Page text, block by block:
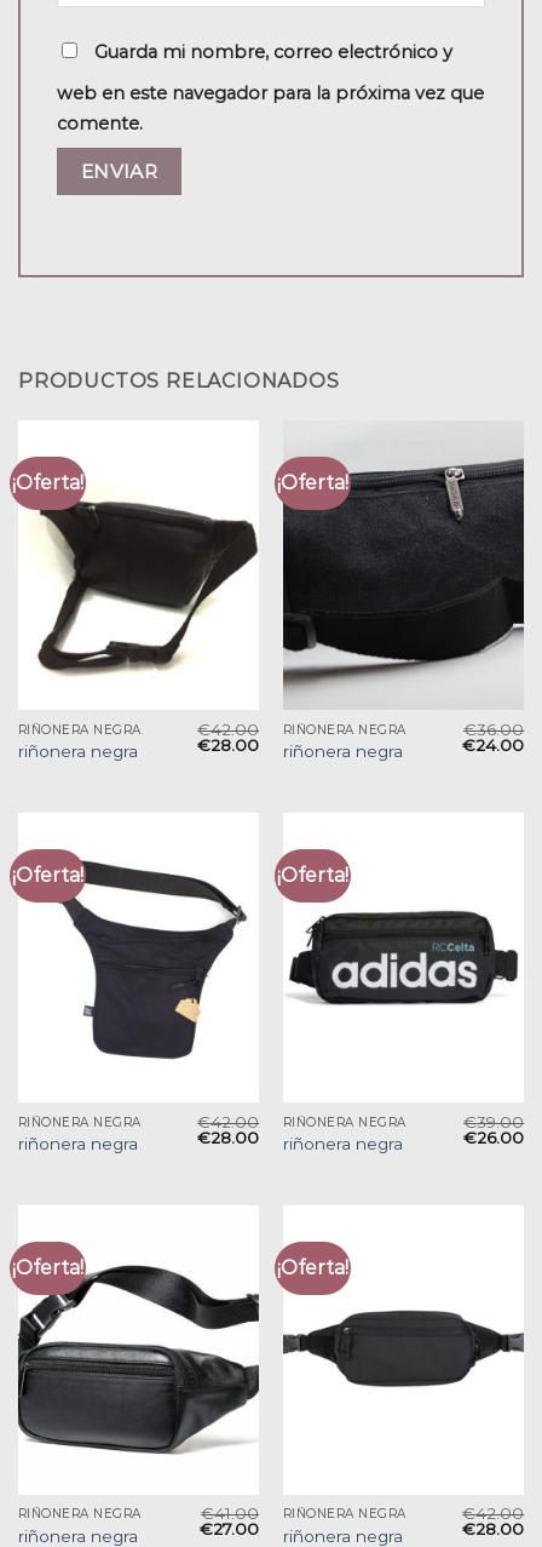
Guarda mi nombre, correo electrónico y
web en este navegador para la próxima vez que
comente.
PRODUCTOS RELACIONADOS
¡Oferta!
RIÑONERA NEGRA
riñonera negra
€42.00
€28.00
¡Oferta!
RIÑONERA NEGRA
riñonera negra
€36.00
€24.00
¡Oferta!
RIÑONERA NEGRA
riñonera negra
€42.00
€28.00
¡Oferta!
RIÑONERA NEGRA
riñonera negra
€39.00
€26.00
¡Oferta!
RIÑONERA NEGRA
riñonera negra
€41.00
€27.00
¡Oferta!
RIÑONERA NEGRA
riñonera negra
€42.00
€28.00